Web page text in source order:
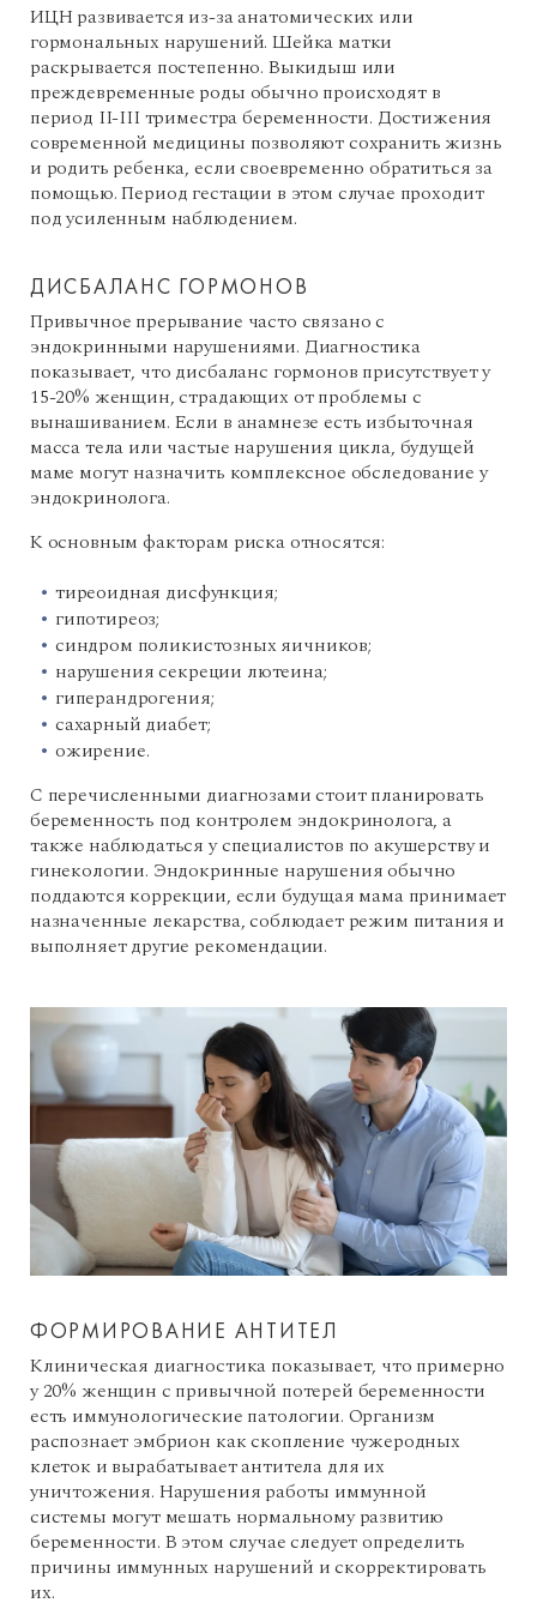
ИЦН развивается из-за анатомических или
гормональных нарушений. Шейка матки
раскрывается постепенно. Выкидыш или
преждевременные роды обычно происходят в
период II-III триместра беременности. Достижения
современной медицины позволяют сохранить жизнь
и родить ребенка, если своевременно обратиться за
помощью. Период гестации в этом случае проходит
под усиленным наблюдением.
ДИСБАЛАНС ГОРМОНОВ
Привычное прерывание часто связано с
эндокринными нарушениями. Диагностика
показывает, что дисбаланс гормонов присутствует у
15-20% женщин, страдающих от проблемы с
вынашиванием. Если в анамнезе есть избыточная
масса тела или частые нарушения цикла, будущей
маме могут назначить комплексное обследование у
эндокринолога.
К основным факторам риска относятся:
тиреоидная дисфункция;
гипотиреоз;
синдром поликистозных яичников;
нарушения секреции лютеина;
гиперандрогения;
сахарный диабет;
ожирение.
С перечисленными диагнозами стоит планировать
беременность под контролем эндокринолога, а
также наблюдаться у специалистов по акушерству и
гинекологии. Эндокринные нарушения обычно
поддаются коррекции, если будущая мама принимает
назначенные лекарства, соблюдает режим питания и
выполняет другие рекомендации.
ФОРМИРОВАНИЕ АНТИТЕЛ
Клиническая диагностика показывает, что примерно
у 20% женщин с привычной потерей беременности
есть иммунологические патологии. Организм
распознает эмбрион как скопление чужеродных
клеток и вырабатывает антитела для их
уничтожения. Нарушения работы иммунной
системы могут мешать нормальному развитию
беременности. В этом случае следует определить
причины иммунных нарушений и скорректировать
их.